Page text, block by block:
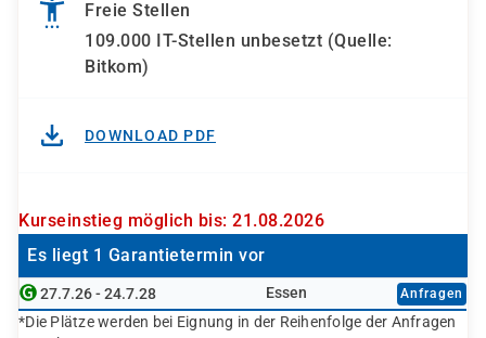
Freie Stellen
109.000 IT-Stellen unbesetzt (Quelle:
Bitkom)
DOWNLOAD PDF
Kurseinstieg möglich bis: 21.08.2026
Es liegt 1 Garantietermin vor
27.7.26 - 24.7.28 Essen Anfragen
*Die Plätze werden bei Eignung in der Reihenfolge der Anfragen